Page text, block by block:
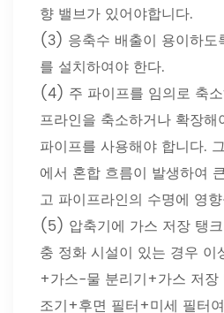
향 밸브가 있어야합니다.
(3) 응축수 배출이 용이하도
를 설치하여야 한다.
(4) 주 파이프를 임의로 축
프라인을 축소하거나 확장
파이프를 사용해야 합니다.
에서 혼합 흐름이 발생하여
고 파이프라인의 수명에 영
(5) 압축기에 가스 저장 탱
충 정화 시설이 있는 경우 이
+가스-물 분리기+가스 저
조기+후면 필터+미세 필터